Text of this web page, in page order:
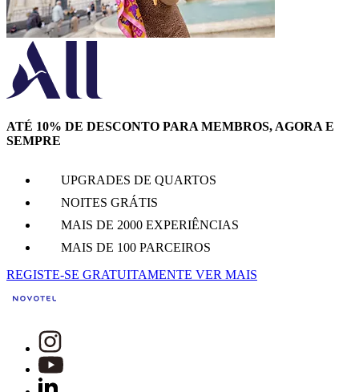
ATÉ 10% DE DESCONTO PARA MEMBROS, AGORA E
SEMPRE
UPGRADES DE QUARTOS
NOITES GRÁTIS
MAIS DE 2000 EXPERIÊNCIAS
MAIS DE 100 PARCEIROS
REGISTE-SE GRATUITAMENTE VER MAIS